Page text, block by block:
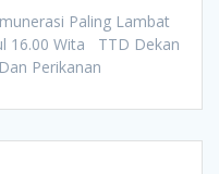
Paling Lambat
16.00 Wita TTD Dekan
Perikanan